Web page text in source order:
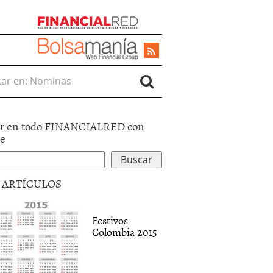
en:
en todo FINANCIALRED con
ARTÍCULOS
Festivos
Colombia 2015